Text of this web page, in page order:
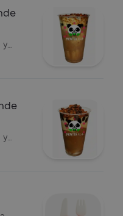
y
y